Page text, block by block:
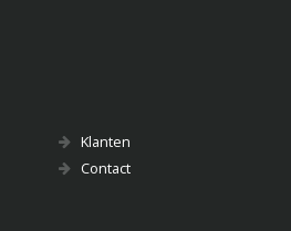
Klanten
Contact